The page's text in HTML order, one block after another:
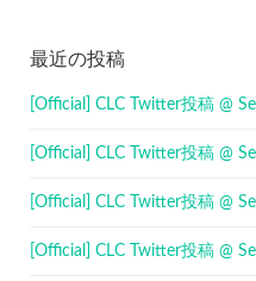
最近の投稿
[Official] CLC Twitter投稿 @
[Official] CLC Twitter投稿 @
[Official] CLC Twitter投稿 @
[Official] CLC Twitter投稿 @